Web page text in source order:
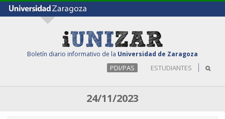
Boletín diario informativo de la Universidad de Zaragoza
PDI/PAS ESTUDIANTES
24/11/2023